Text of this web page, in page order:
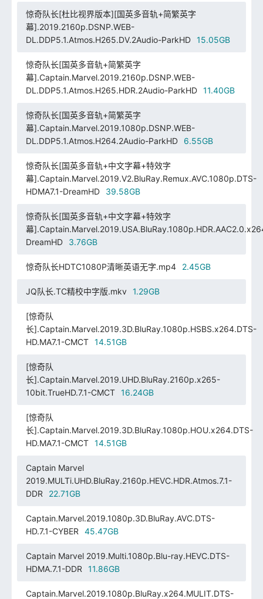
惊奇队长[杜比视界版本][国英多音轨+简繁英字
幕].2019.2160p.DSNP.WEB-
DL.DDP5.1.Atmos.H265.DV.2Audio-ParkHD
15.05GB
惊奇队长[国英多音轨+简繁英字
幕].Captain.Marvel.2019.2160p.DSNP.WEB-
DL.DDP5.1.Atmos.H265.HDR.2Audio-ParkHD
11.40GB
惊奇队长[国英多音轨+简繁英字
幕].Captain.Marvel.2019.1080p.DSNP.WEB-
DL.DDP5.1.Atmos.H264.2Audio-ParkHD
6.55GB
惊奇队长[国英多音轨+中文字幕+特效字
幕].Captain.Marvel.2019.V2.BluRay.Remux.AVC.1080p.DTS-
HDMA7.1-DreamHD
39.58GB
惊奇队长[国英多音轨+中文字幕+特效字
幕
DreamHD
3.76GB
惊奇队长HDTC1080P清晰英语无字.mp4 2.45GB
JQ队长.TC精校中字版.mkv 1.29GB
[惊奇队
长].Captain.Marvel.2019.3D.BluRay.1080p.HSBS.x264.DTS-
HD.MA7.1-CMCT
14.51GB
[惊奇队
长].Captain.Marvel.2019.UHD.BluRay.2160p.x265-
10bit.TrueHD.7.1-CMCT
16.24GB
[惊奇队
长].Captain.Marvel.2019.3D.BluRay.1080p.HOU.x264.DTS-
HD.MA7.1-CMCT
14.51GB
Captain Marvel
2019.MULTi.UHD.BluRay.2160p.HEVC.HDR.Atmos.7.1-
DDR
22.71GB
Captain.Marvel.2019.1080p.3D.BluRay.AVC.DTS-
HD.7.1-CYBER
45.47GB
Captain Marvel 2019.Multi.1080p.Blu-ray.HEVC.DTS-
HDMA.7.1-DDR
11.86GB
Captain.Marvel.2019.1080p.BluRay.x264.MULIT.DTS-